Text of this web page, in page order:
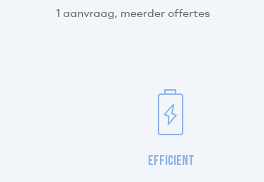
1 aanvraag, meerder offertes
Efficient